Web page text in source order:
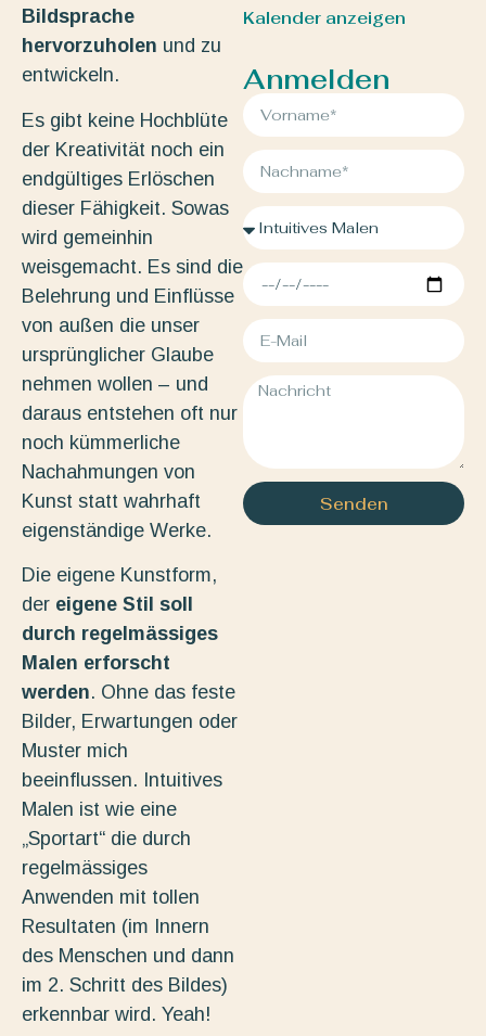
Bildsprache
hervorzuholen und zu
entwickeln.
Es gibt keine Hochblüte
der Kreativität noch ein
endgültiges Erlöschen
dieser Fähigkeit. Sowas
wird gemeinhin
weisgemacht. Es sind die
Belehrung und Einflüsse
von außen die unser
ursprünglicher Glaube
nehmen wollen – und
daraus entstehen oft nur
noch kümmerliche
Nachahmungen von
Kunst statt wahrhaft
eigenständige Werke.
Die eigene Kunstform,
der eigene Stil soll
durch regelmässiges
Malen erforscht
werden. Ohne das feste
Bilder, Erwartungen oder
Muster mich
beeinflussen. Intuitives
Malen ist wie eine
„Sportart“ die durch
regelmässiges
Anwenden mit tollen
Resultaten (im Innern
des Menschen und dann
im 2. Schritt des Bildes)
erkennbar wird. Yeah!
Kalender anzeigen
Anmelden
Senden